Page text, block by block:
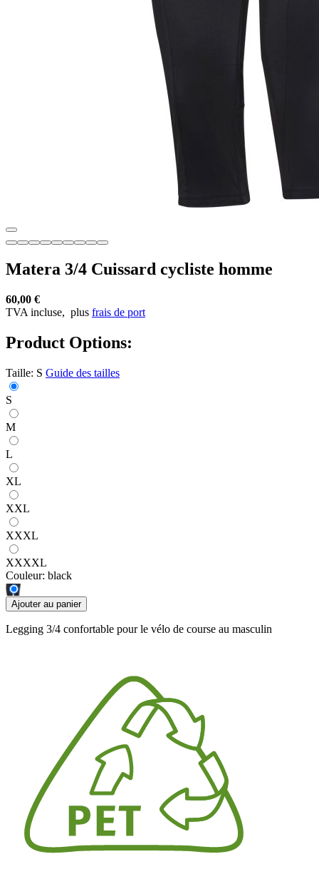
Matera 3/4 Cuissard cycliste homme
60,00 €
TVA incluse, plus frais de port
Product Options:
Taille: S Guide des tailles
S
M
L
XL
XXL
XXXL
XXXXL
Couleur: black
Ajouter au panier
Legging 3/4 confortable pour le vélo de course au masculin